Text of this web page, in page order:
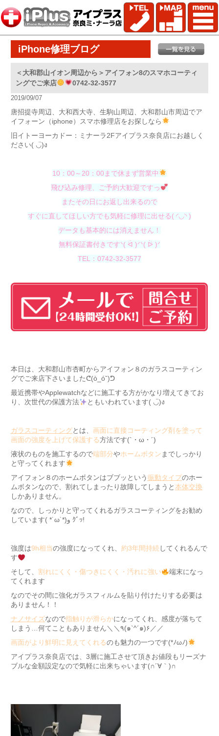
iPhone修理ブログ
＜大和郡山イオン周辺から＞アイフォン8のスマホコーティ
ングでご来店
0742-32-3577
2019/09/07
唐招提寺周辺、大和西大寺、生駒山周辺、大和郡山市周辺でア
イフォーン（iphone）スマホ修理店をお探しなら
旧イトーヨーカドー：ミナーラ2Fアイプラス奈良店にお越しく
ださい( ◡̈)ง
10：00～20：00まで休まず営業中
飛び込み修理、ご予約大歓迎ですっ
またその日にお返し出来るので
すぐに直してほしい方でも気軽に修理に出せる( ◜◡◝ )
データも基本的には消えません！
無料保証書付きですᐠ( ᐛ )ᐟᐠ( ᐖ )ᐟ
TEL：0742-32-3577
本日は、大和郡山市杏町からアイフォン８のガラスコーティン
グでご来店下さいましたᕦ(ò_óˇ)ᕤ
最近携帯やApplewatchなどに施工する方がかなり増えてきてお
り、次世代の保護方法
ともいわれています( ◡̈)ง
ガラスコーティングとは、 画面に直接コーティング剤を塗って
画面の強度を上げて保護する方法です(`・ω・´)
液状のものを施工するので端部分やホームボタンまでしっかり
と守ってくれます
アイフォン８のホームボタンはブブッという振動タイプのホー
ムボタンなので、割れてしまったり故障してしまうと本体交換
しかありません。
なので、しっかりと守ってくれるガラスコーティングをお勧め
しています( *˙ω˙*)و ｸﾞｯ!
強度は9h相当の強度になってくれ、 約3年間持続してくれるんで
す
そして、 割れにくく・傷つきにくく・汚れに強い
端末になっ
てくれます
なのでその間に強化ガラスフィルムを貼り付けたりする必要は
ありません！！
ナノサイズなので指触りが滑らかになってくれ、感度が落ちて
しまう…何てこともありません＼＼٩(๑`^´๑)۶／／
画面がより鮮明に見えてくれるのも魅力の一つです(*ﾉωﾉ)
アイプラス奈良店では、3層に施工させて頂きお値段もリーズナ
ブルな金額設定なので気軽に出来ちゃいます(∩´∀｀)∩